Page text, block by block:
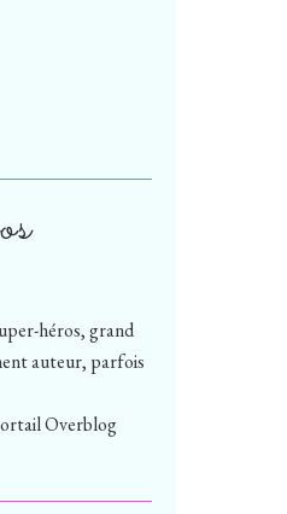
héros, grand
auteur, parfois
Overblog